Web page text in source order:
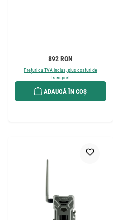
Preț obișnuit:
892 RON
Prețuri cu TVA inclus, plus costuri de
transport
ADAUGĂ ÎN COȘ